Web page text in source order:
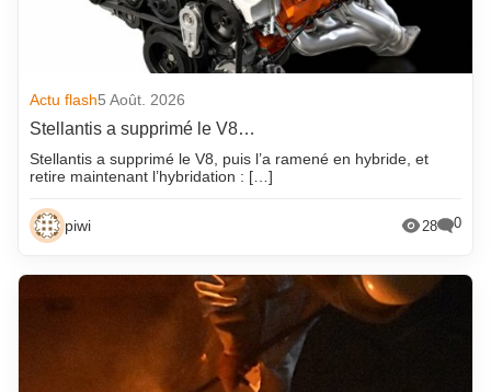
Actu flash5 Août. 2026
Stellantis a supprimé le V8…
Stellantis a supprimé le V8, puis l’a ramené en hybride, et
retire maintenant l’hybridation : […]
piwi 28 0